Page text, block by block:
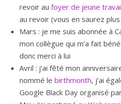
revoir au foyer de jeune
au revoir (vous en saurez
Mars : je me suis abonnée à
mon collègue qui m’a fait
donc merci à lui
Avril : j’ai fêté mon
nommé le birthmonth, j’ai
Google Black Day organisé